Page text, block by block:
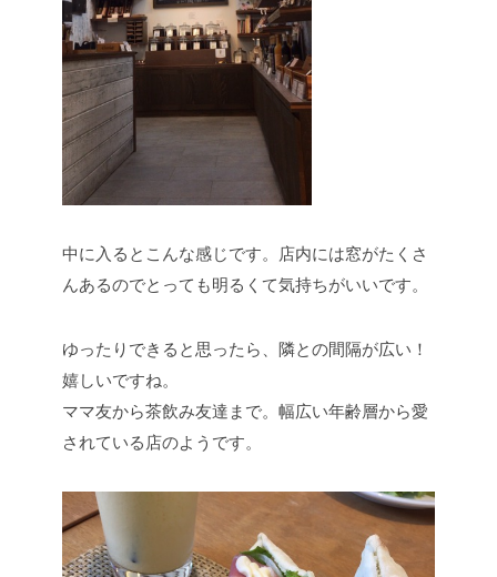
中に入るとこんな感じです。店内には窓がたくさ
んあるのでとっても明るくて気持ちがいいです。
ゆったりできると思ったら、隣との間隔が広い！
嬉しいですね。
ママ友から茶飲み友達まで。幅広い年齢層から愛
されている店のようです。